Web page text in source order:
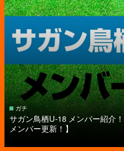
ガチ
サガン鳥栖U-18 メンバー紹介
メンバー更新！】